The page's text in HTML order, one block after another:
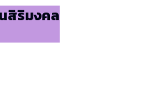
สิริมงคล